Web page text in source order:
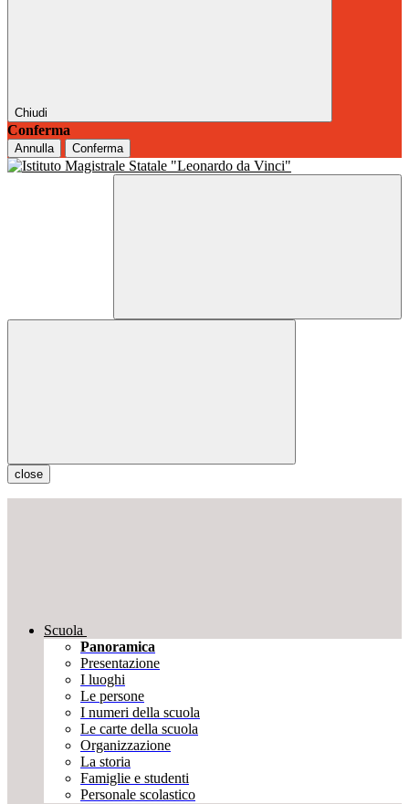
Chiudi
Conferma
Annulla Conferma
close
Scuola
Panoramica
Presentazione
I luoghi
Le persone
I numeri della scuola
Le carte della scuola
Organizzazione
La storia
Famiglie e studenti
Personale scolastico